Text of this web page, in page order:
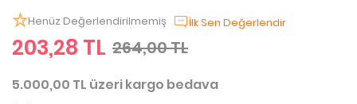
Henüz Değerlendirilmemiş İlk Sen Değerlendir
203,28 TL 264,00 TL
5.000,00 TL üzeri kargo bedava